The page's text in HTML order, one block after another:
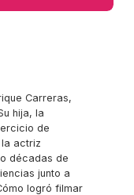
Carreras,
hija, la
de
actriz
décadas de
junto a
logró filmar